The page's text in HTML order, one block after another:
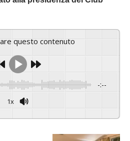
questo contenuto
-:--
1x